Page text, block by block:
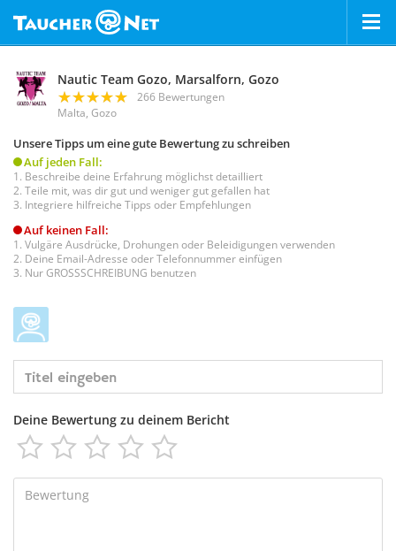
Nautic Team Gozo, Marsalforn, Gozo
266 Bewertungen
Malta, Gozo
Unsere Tipps um eine gute Bewertung zu schreiben
Auf jeden Fall:
Beschreibe deine Erfahrung möglichst detailliert
Teile mit, was dir gut und weniger gut gefallen hat
Integriere hilfreiche Tipps oder Empfehlungen
Auf keinen Fall:
Vulgäre Ausdrücke, Drohungen oder Beleidigungen verwenden
Deine Email-Adresse oder Telefonnummer einfügen
Nur GROSSSCHREIBUNG benutzen
Deine Bewertung zu deinem Bericht
    